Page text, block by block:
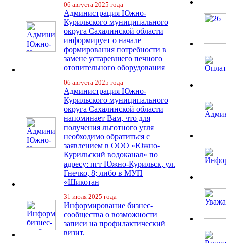
06 августа 2025 года
Администрация Южно-
Курильского муниципального
округа Сахалинской области
информирует о начале
формирования потребности в
замене устаревшего печного
отопительного оборудования
06 августа 2025 года
Администрация Южно-
Курильского муниципального
округа Сахалинской области
напоминает Вам, что для
получения льготного угля
необходимо обратиться с
заявлением в ООО «Южно-
Курильский водоканал» по
адресу: пгт Южно-Курильск, ул.
Гнечко, 8; либо в МУП
«Шикотан
31 июля 2025 года
Информирование бизнес-
сообщества о возможности
записи на профилактический
визит.